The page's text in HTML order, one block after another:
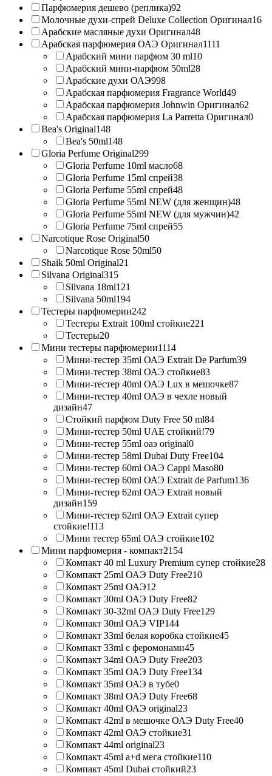
Парфюмерия дешево (реплика)92
Молочные духи-спрей Deluxe Collection Оригинал16
Арабские масляные духи Оригинал48
Арабская парфюмерия ОАЭ Оригинал1111
Арабский мини парфюм 30 ml10
Арабский мини-парфюм 50ml28
Арабские духи ОАЭ998
Арабская парфюмерия Fragrance World49
Арабская парфюмерия Johnwin Оригинал62
Арабская парфюмерия La Parretta Оригинал0
Bea's Original148
Bea's 50ml148
Gloria Perfume Original299
Gloria Perfume 10ml масло68
Gloria Perfume 15ml спрей38
Gloria Perfume 55ml спрей48
Gloria Perfume 55ml NEW (для женщин)48
Gloria Perfume 55ml NEW (для мужчин)42
Gloria Perfume 75ml спрей55
Narcotique Rose Original50
Narcotique Rose 50ml50
Shaik 50ml Original21
Silvana Original315
Silvana 18ml121
Silvana 50ml194
Тестеры парфюмерии242
Тестеры Extrait 100ml стойкие221
Тестеры20
Мини тестеры парфюмерии1114
Мини-тестер 35ml ОАЭ Extrait De Parfum39
Мини-тестер 38ml ОАЭ стойкие83
Мини-тестер 40ml ОАЭ Lux в мешочке87
Мини-тестер 40ml ОАЭ в чехле новый
дизайн47
Стойкий парфюм Duty Free 50 ml84
Мини-тестер 50ml UAE стойкий!79
Мини-тестер 55ml оаэ original0
Мини-тестер 58ml Dubai Duty Free104
Мини-тестер 60ml ОАЭ Cappi Maso80
Мини-тестер 60ml ОАЭ Extrait de Parfum136
Мини-тестер 62ml ОАЭ Extrait новый
дизайн159
Мини-тестер 62ml ОАЭ Extrait супер
стойкие!113
Мини тестер 65ml ОАЭ стойкие102
Мини парфюмерия - компакт2154
Компакт 40 ml Luxury Premium супер стойкие28
Компакт 25ml ОАЭ Duty Free210
Компакт 25ml ОАЭ12
Компакт 30ml ОАЭ Duty Free82
Компакт 30-32ml ОАЭ Duty Free129
Компакт 30ml ОАЭ VIP144
Компакт 33ml белая коробка стойкие45
Компакт 33ml с феромонами45
Компакт 34ml ОАЭ Duty Free203
Компакт 35ml ОАЭ Duty Free134
Компакт 35ml ОАЭ в тубе0
Компакт 38ml ОАЭ Duty Free68
Компакт 40ml ОАЭ original23
Компакт 42ml в мешочке ОАЭ Duty Free40
Компакт 42ml ОАЭ стойкие31
Компакт 44ml original23
Компакт 45ml a+d мега стойкие110
Компакт 45ml Dubai стойкий23